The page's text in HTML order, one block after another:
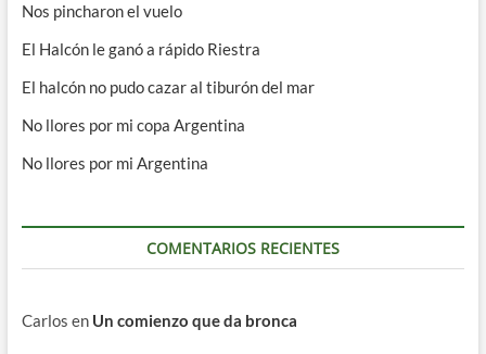
Nos pincharon el vuelo
El Halcón le ganó a rápido Riestra
El halcón no pudo cazar al tiburón del mar
No llores por mi copa Argentina
No llores por mi Argentina
COMENTARIOS RECIENTES
Carlos en Un comienzo que da bronca